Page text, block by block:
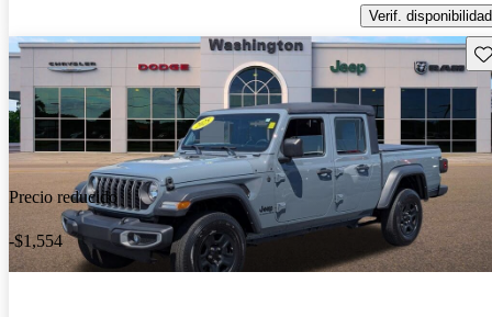
Verif. disponibilidad
Precio reducido
-$1,554